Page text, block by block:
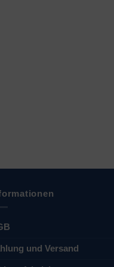
und Versand